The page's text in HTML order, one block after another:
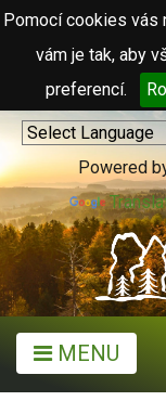
Pomocí cookies vás
vám je tak, aby
preferencí.
Powered
MENU